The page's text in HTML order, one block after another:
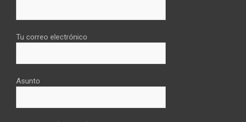
Tu correo electrónico
Asunto